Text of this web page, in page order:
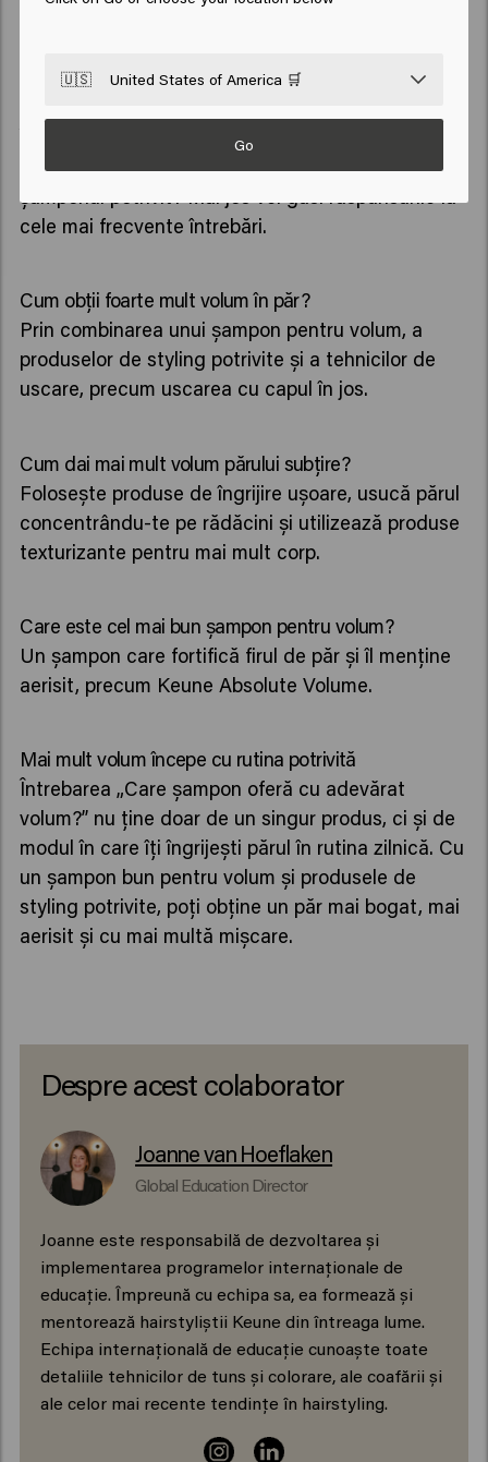
Aplică șampon uscat sau un produs texturizant în a
Ai mai multe întrebări despre volumul părului sau
șamponul potrivit? Mai jos vei găsi răspunsurile la
cele mai frecvente întrebări.
Cum obții foarte mult volum în păr?
Prin combinarea unui șampon pentru volum, a
produselor de styling potrivite și a tehnicilor de
uscare, precum uscarea cu capul în jos.
Cum dai mai mult volum părului subțire?
Folosește produse de îngrijire ușoare, usucă părul
concentrându-te pe rădăcini și utilizează produse
texturizante pentru mai mult corp.
Care este cel mai bun șampon pentru volum?
Un șampon care fortifică firul de păr și îl menține
aerisit, precum Keune Absolute Volume.
Mai mult volum începe cu rutina potrivită
Întrebarea „Care șampon oferă cu adevărat
volum?” nu ține doar de un singur produs, ci și de
modul în care îți îngrijești părul în rutina zilnică. Cu
un șampon bun pentru volum și produsele de
styling potrivite, poți obține un păr mai bogat, mai
aerisit și cu mai multă mișcare.
Despre acest colaborator
Joanne van Hoeflaken
Global Education Director
Joanne este responsabilă de dezvoltarea și
implementarea programelor internaționale de
educație. Împreună cu echipa sa, ea formează și
mentorează hairstyliștii Keune din întreaga lume.
Echipa internațională de educație cunoaște toate
detaliile tehnicilor de tuns și colorare, ale coafării și
ale celor mai recente tendințe în hairstyling.
🇺🇸 United States of America 🛒
Go